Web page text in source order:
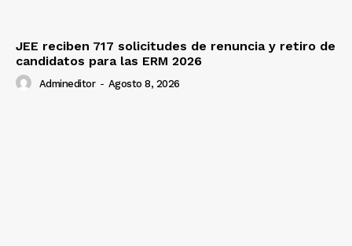
JEE reciben 717 solicitudes de renuncia y retiro de
candidatos para las ERM 2026
Admineditor - Agosto 8, 2026